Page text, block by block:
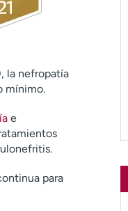
la nefropatía
mínimo.
e
para